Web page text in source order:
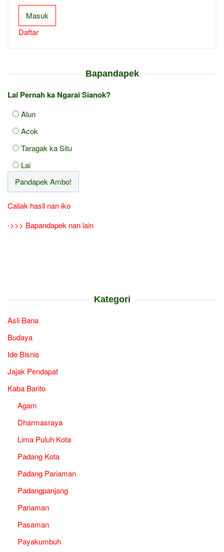
Masuk
Daftar
Bapandapek
Lai Pernah ka Ngarai Sianok?
Alun
Acok
Taragak ka Situ
Lai
Caliak hasil nan iko
->>> Bapandapek nan lain
Kategori
Asli Bana
Budaya
Ide Bisnis
Jajak Pendapat
Kaba Barito
Agam
Dharmasraya
Lima Puluh Kota
Padang Kota
Padang Pariaman
Padangpanjang
Pariaman
Pasaman
Payakumbuh